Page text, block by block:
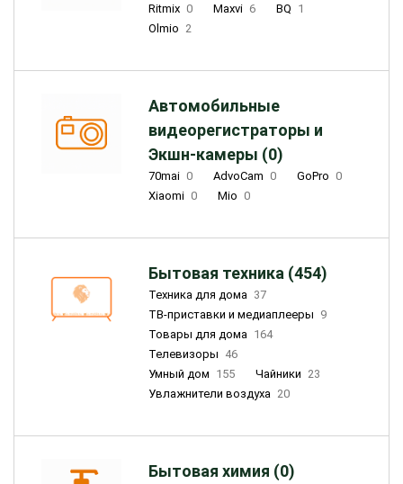
Ritmix 0 Maxvi 6 BQ 1
Olmio 2
Автомобильные
видеорегистраторы и
Экшн-камеры (0)
70mai 0 AdvoCam 0 GoPro 0
Xiaomi 0 Mio 0
Бытовая техника (454)
Техника для дома 37
ТВ-приставки и медиаплееры 9
Товары для дома 164
Телевизоры 46
Умный дом 155 Чайники 23
Увлажнители воздуха 20
Бытовая химия (0)